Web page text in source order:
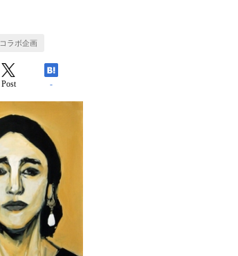
コラボ企画
Post -